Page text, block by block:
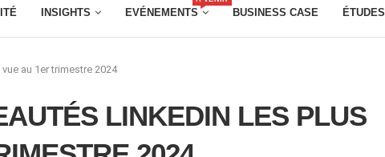
INSIGHTS EVÉNEMENTS BUSINESS CASE ÉTUDES
au 1er trimestre 2024
LINKEDIN LES PLUS